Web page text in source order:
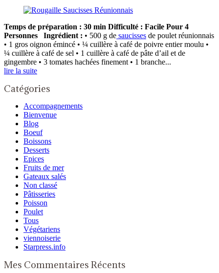
Temps de préparation : 30 min Difficulté : Facile Pour 4
Personnes
Ingrédient : • 500 g de saucisses de poulet réunionnais
• 1 gros oignon émincé • ¼ cuillère à café de poivre entier moulu •
¼ cuillère à café de sel • 1 cuillère à café de pâte d’ail et de
gingembre • 3 tomates hachées finement • 1 branche...
lire la suite
Catégories
Accompagnements
Bienvenue
Blog
Boeuf
Boissons
Desserts
Epices
Fruits de mer
Gateaux salés
Non classé
Pâtisseries
Poisson
Poulet
Tous
Végétariens
viennoiserie
Starpress.info
Mes Commentaires Récents